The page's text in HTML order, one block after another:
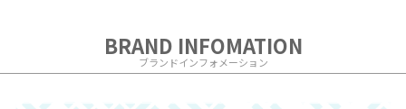
BRAND INFOMATION
ブランドインフォメーション